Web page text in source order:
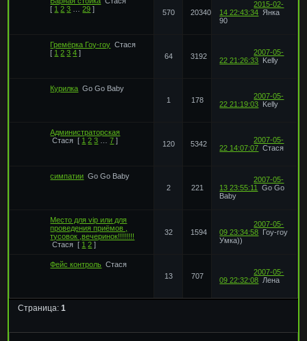
[ 1 2 3 29 ] 570 20340
2015-02-
14 22:43:34 Янка
90
Гремёрка Гоу-гоу Стася
[ 1 2 3 4 ] 64 3192
2007-05-
22 21:26:33 Kelly
Курилка Go Go Baby
1
178
2007-05-
22 21:19:03 Kelly
Администраторская
Стася [ 1 2 3 7 ] 120 5342
2007-05-
22 14:07:07 Стася
симпатии Go Go Baby
2
221
2007-05-
13 23:55:11
Go Go
Baby
Место для vip или для
проведения приёмов ,
тусовок ,вечеринок!!!!!!!!
Стася [ 1 2 ]
32 1594
2007-05-
09 23:34:58 Гоу-гоу
Умка))
Фейс контроль Стася
13
707
2007-05-
09 22:32:08 Лена
Страница: 1